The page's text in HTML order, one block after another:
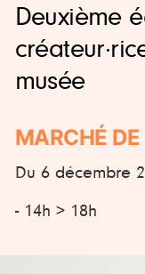
Deuxième
musée
MARCHÉ
Du 6 décembre
- 14h > 18h